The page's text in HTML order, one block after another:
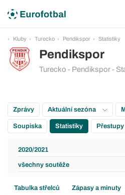
Kluby Turecko Pendikspor Statistiky
Pendikspor
Turecko - Pendikspor -
Zprávy Aktuální sezóna
Soupiska Statistiky Přestupy
2020/2021
všechny soutěže
Tabulka střelců Zápasy a minuty